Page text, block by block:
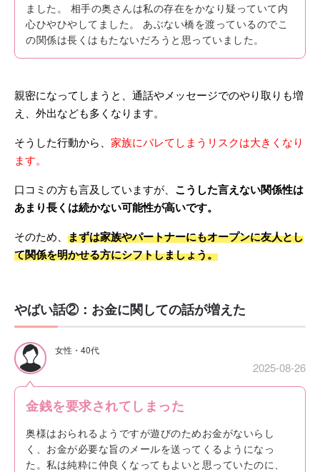
ました。 相手の奥さんは私の存在をかなり疑っていて内
心ひやひやしてました。 あぶない橋を渡っているのでこ
の関係は長くはもたないだろうと思っていました。
親密になってしまうと、通話やメッセージでのやり取りも増
え、外出なども多くなります。
そうした行動から、 家族にバレてしまうリスクは大きくなり
ます。
口コミの方も言及していますが、 こうした言えない関係性は
あまり長くは続かない可能性が高いです。
そのため、 まずは家族やパートナーにもオープンに友人とし
て関係を明かせる方にシフトしましょう。
やばい話②：お金に関しての話が増えた
女性・40代
2025-08-26
金銭を要求されてしまった
奥様はおられるようですが遊びのためお金がないらし
く、お金が必要な旨のメールを送ってくるようになっ
た。私は純粋に仲良くなってもよいと思っていたのに、